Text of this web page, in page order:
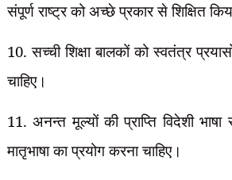
संपूर्ण राष्ट्र को अच्छे प्रकार से शिक्षित
10. सच्ची शिक्षा बालकों को स्वतंत्र
चाहिए।
11. अनन्त मूल्यों की प्राप्ति विदेशी
मातृभाषा का प्रयोग करना चाहिए।